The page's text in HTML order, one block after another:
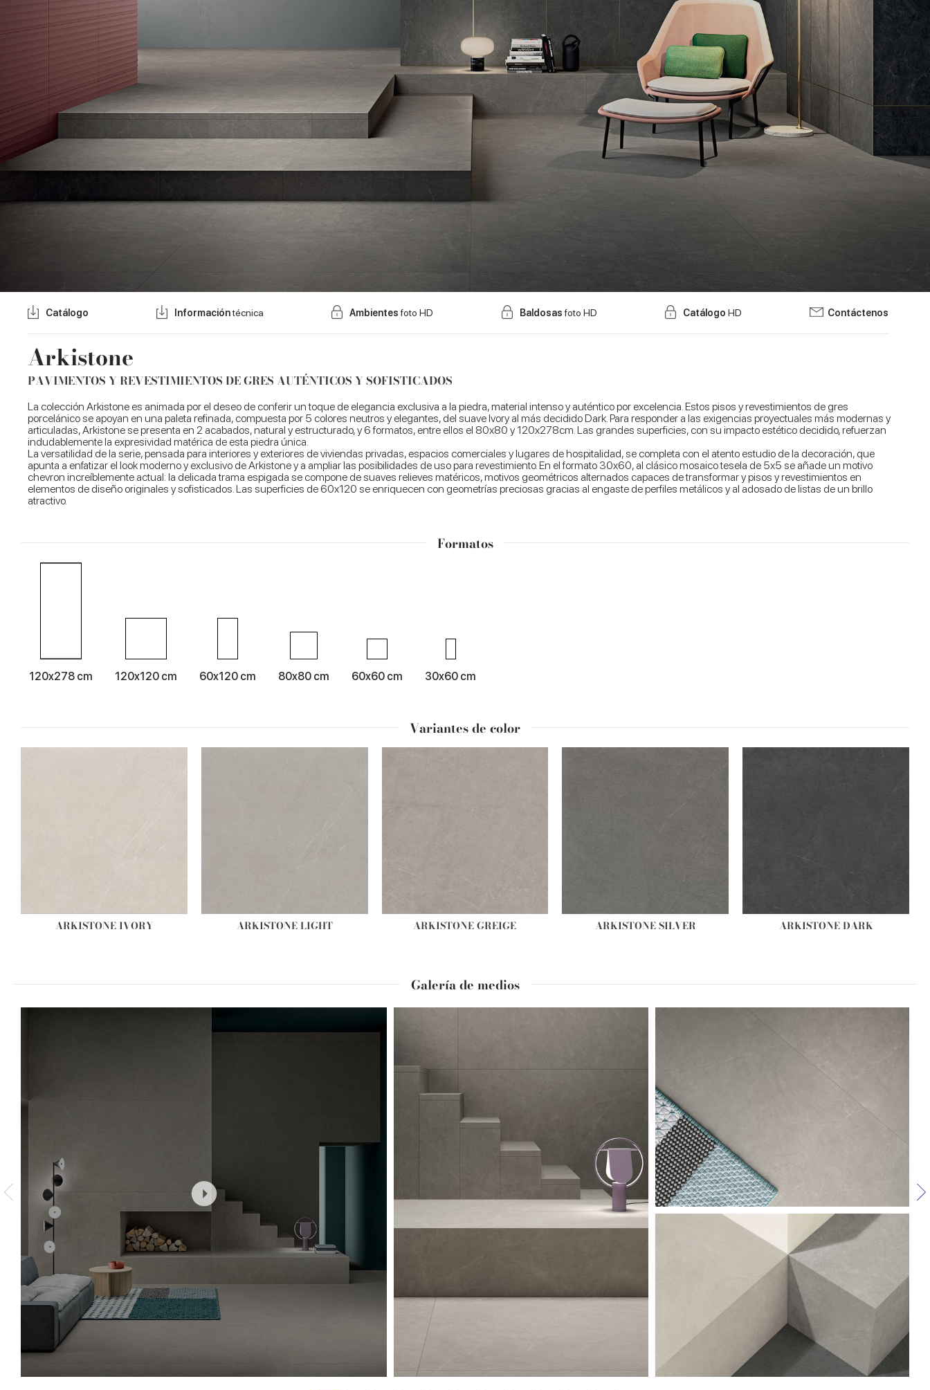
Arkistone
PAVIMENTOS Y REVESTIMIENTOS DE GRES AUTÉNTICOS Y SOFISTICADOS
Catálogo Informacióntécnica Ambientesfoto HD Baldosasfoto HD Catálogo HD Contáctenos
La colección Arkistone es animada por el deseo de conferir un toque de elegancia exclusiva a la piedra, material intenso y auténtico por excelencia. Estos pisos y revestimientos de gres
porcelánico se apoyan en una paleta refinada, compuesta por 5 colores neutros y elegantes, del suave Ivory al más decidido Dark. Para responder a las exigencias proyectuales más modernas y
articuladas, Arkistone se presenta en 2 acabados, natural y estructurado, y 6 formatos, entre ellos el 80x80 y 120x278cm. Las grandes superficies, con su impacto estético decidido, refuerzan
indudablemente la expresividad matérica de esta piedra única.
La versatilidad de la serie, pensada para interiores y exteriores de viviendas privadas, espacios comerciales y lugares de hospitalidad, se completa con el atento estudio de la decoración, que
apunta a enfatizar el look moderno y exclusivo de Arkistone y a ampliar las posibilidades de uso para revestimiento. En el formato 30x60, al clásico mosaico tesela de 5x5 se añade un motivo
chevron increíblemente actual: la delicada trama espigada se compone de suaves relieves matéricos, motivos geométricos alternados capaces de transformar y pisos y revestimientos en
elementos de diseño originales y sofisticados. Las superficies de 60x120 se enriquecen con geometrías preciosas gracias al engaste de perfiles metálicos y al adosado de listas de un brillo
atractivo.
Galería de medios
Formatos
120x278 cm 120x120 cm 60x120 cm 80x80 cm 60x60 cm 30x60 cm
Variantes de color
ARKISTONE IVORY ARKISTONE LIGHT ARKISTONE GREIGE ARKISTONE SILVER ARKISTONE DARK